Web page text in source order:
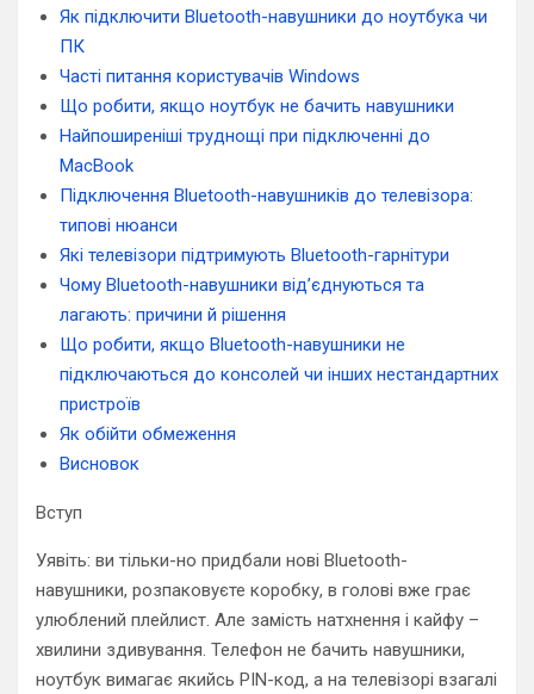
Як підключити Bluetooth-навушники до ноутбука чи
ПК
Часті питання користувачів Windows
Що робити, якщо ноутбук не бачить навушники
Найпоширеніші труднощі при підключенні до
MacBook
Підключення Bluetooth-навушників до телевізора:
типові нюанси
Які телевізори підтримують Bluetooth-гарнітури
Чому Bluetooth-навушники від’єднуються та
лагають: причини й рішення
Що робити, якщо Bluetooth-навушники не
підключаються до консолей чи інших нестандартних
пристроїв
Як обійти обмеження
Висновок
Вступ
Уявіть: ви тільки-но придбали нові Bluetooth-
навушники, розпаковуєте коробку, в голові вже грає
улюблений плейлист. Але замість натхнення і кайфу –
хвилини здивування. Телефон не бачить навушники,
ноутбук вимагає якийсь PIN-код, а на телевізорі взагалі